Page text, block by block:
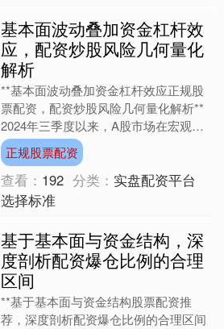
基本面波动叠加资金杠杆效
应，配资炒股风险几何量化
解析
**基本面波动叠加资金杠杆效应正规股
票配资，配资炒股风险几何量化解析**
2024年三季度以来，A股市场在宏观经
济弱复苏与政策托底的双重博弈中呈现
结构性分化特征....
正规股票配资
查看： 192 分类： 实盘配资平台
选择标准
基于基本面与资金结构，深
度剖析配资爆仓比例的合理
区间
**基于基本面与资金结构股票配资推
荐，深度剖析配资爆仓比例的合理区间